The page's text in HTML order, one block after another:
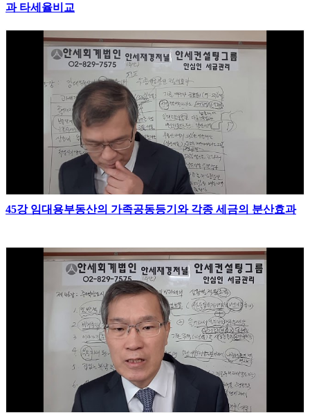
과 타세율비교
45강 임대용부동산의 가족공동등기와 각종 세금의 분산효과